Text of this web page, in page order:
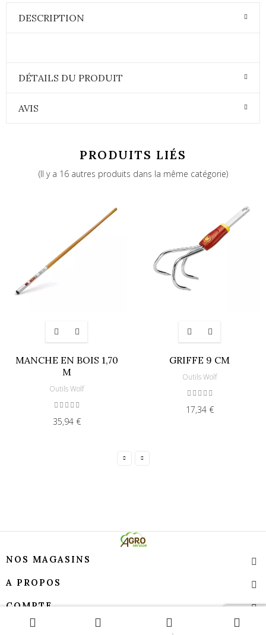
DESCRIPTION
DÉTAILS DU PRODUIT
AVIS
PRODUITS LIÉS
(Il y a 16 autres produits dans la même catégorie)
MANCHE EN BOIS 1,70
M
Outils Wolf
35,94 €
GRIFFE 9 CM
Outils Wolf
17,34 €
NOS MAGASINS
A PROPOS
COMPTE
TEMPS D’OUVERTURE Contact